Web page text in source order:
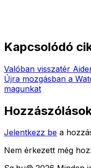
Kapcsolódó
Valóban visszatér
Újra mozgásban a
magunkat
Jelentkezz be a
Nem érkezett még